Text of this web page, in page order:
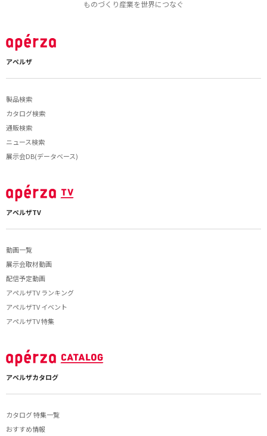
ものづくり産業を世界につなぐ
アペルザ
製品検索
カタログ検索
通販検索
ニュース検索
展示会DB(データベース)
アペルザTV
動画一覧
展示会取材動画
配信予定動画
アペルザTV ランキング
アペルザTV イベント
アペルザTV 特集
アペルザカタログ
カタログ 特集一覧
おすすめ情報